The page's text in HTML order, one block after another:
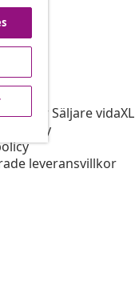
villkor Säljare vidaXL
leveransvillkor